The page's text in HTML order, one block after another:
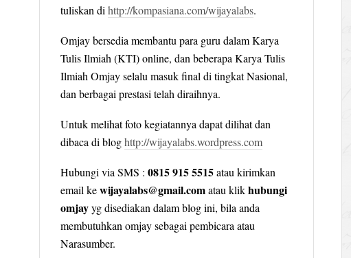
tuliskan di http://kompasiana.com/wijayalabs.
Omjay bersedia membantu para guru dalam Karya
Tulis Ilmiah (KTI) online, dan beberapa Karya Tulis
Ilmiah Omjay selalu masuk final di tingkat Nasional,
dan berbagai prestasi telah diraihnya.
Untuk melihat foto kegiatannya dapat dilihat dan
dibaca di bloghttp://wijayalabs.wordpress.com
Hubungi via SMS : 0815 915 5515atau kirimkan
email kewijayalabs@gmail.comatau klikhubungi
omjayyg disediakan dalam blog ini, bila anda
membutuhkan omjay sebagai pembicara atau
Narasumber.